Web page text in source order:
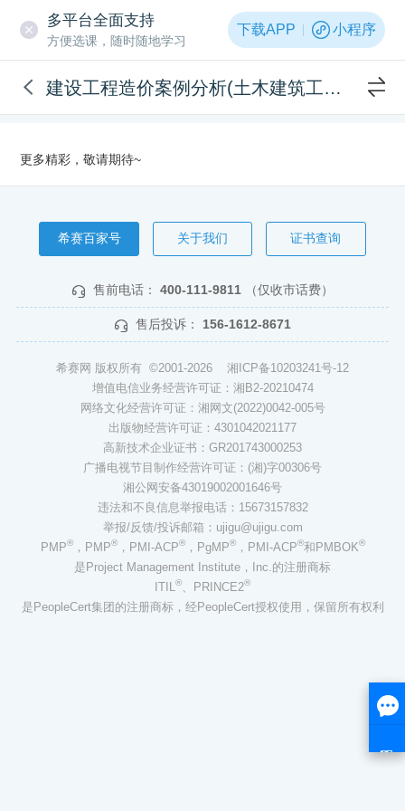
多平台全面支持
方便选课，随时随地学习
下载APP 小程序
建设工程造价案例分析(土木建筑工程）
更多精彩，敬请期待~
希赛百家号 关于我们 证书查询
售前电话： 400-111-9811 （仅收市话费）
售后投诉： 156-1612-8671
希赛网 版权所有 ©2001-2026 湘ICP备10203241号-12
增值电信业务经营许可证：湘B2-20210474
网络文化经营许可证：湘网文(2022)0042-005号
出版物经营许可证：4301042021177
高新技术企业证书：GR201743000253
广播电视节目制作经营许可证：(湘)字00306号
湘公网安备43019002001646号
违法和不良信息举报电话：15673157832
举报/反馈/投诉邮箱：ujigu@ujigu.com
PMP®，PMP®，PMI-ACP®，PgMP®，PMI-ACP®和PMBOK®
是Project Management Institute，Inc.的注册商标
ITIL®、PRINCE2®
是PeopleCert集团的注册商标，经PeopleCert授权使用，保留所有权利